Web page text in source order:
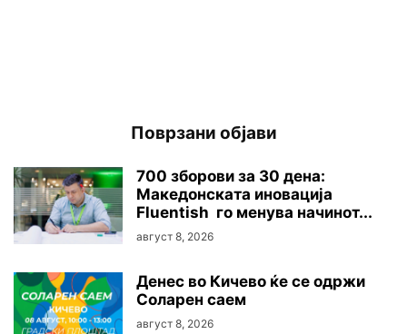
Поврзани објави
700 зборови за 30 дена:
Македонската иновација
Fluentish го менува начинот...
август 8, 2026
Денес во Кичево ќе се одржи
Соларен саем
август 8, 2026